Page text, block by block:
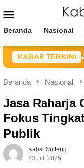
ke
Mobile
Beranda Nasional
KABAR TERKINI
Duka, Janji Evaluasi
Beranda Nasional
Jasa Raharja
Fokus
Publik
Kabar Sulteng
23 Juli 2025